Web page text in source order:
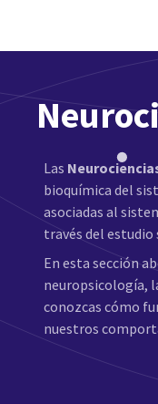
Las
bioquímica del
asociadas al
través del estudio
En esta sección
neuropsicología,
conozcas cómo
nuestros